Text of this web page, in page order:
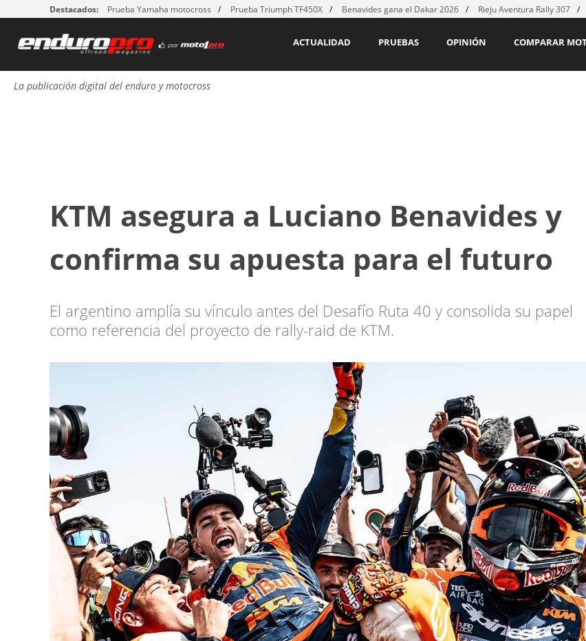
Destacados: Prueba Yamaha motocross Prueba Triumph TF450X Benavides gana el Dakar 2026 Rieju Aventura Rally 307
COMPARAR
OPINIÓN
PRUEBAS
ACTUALIDAD
La publicación digital del enduro y motocross
KTM asegura a Luciano Benavides y
confirma su apuesta para el futuro
El argentino amplía su vínculo antes del Desafío Ruta 40 y consolida su papel
como referencia del proyecto de rally-raid de KTM.